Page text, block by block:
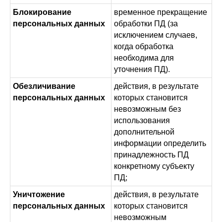
Блокирование
персональных данных
временное прекращение
обработки ПД (за
исключением случаев,
когда обработка
необходима для
уточнения ПД).
Обезличивание
персональных данных
действия, в результате
которых становится
невозможным без
использования
дополнительной
информации определить
принадлежность ПД
конкретному субъекту
ПД;
Уничтожение
персональных данных
действия, в результате
которых становится
невозможным